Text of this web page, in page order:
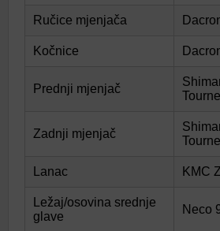
Ručice mjenjača
Kočnice
Prednji mjenjač
Zadnji mjenjač
Lanac KMC
Ležaj/osovina srednje
glave
Neco